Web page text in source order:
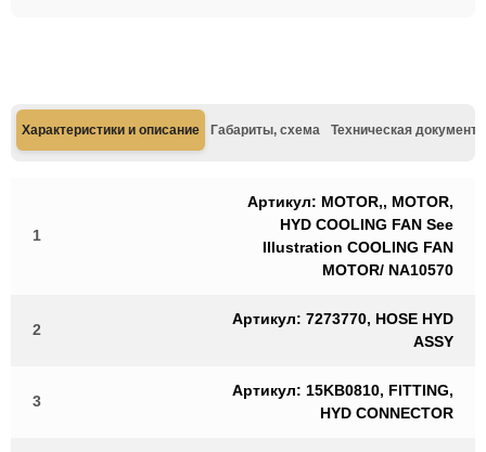
Характеристики и описание Габариты, схема Техническая
1
Артикул: MOTOR,, MOTOR,
HYD COOLING FAN See
Illustration COOLING FAN
MOTOR/ NA10570
2
Артикул: 7273770, HOSE HYD
ASSY
3
Артикул: 15KB0810, FITTING,
HYD CONNECTOR